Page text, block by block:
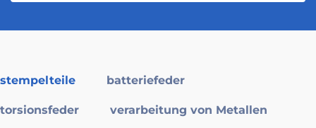
stempelteile batteriefeder
torsionsfeder verarbeitung von Metallen